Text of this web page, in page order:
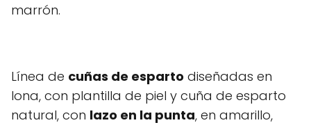
marrón.
Línea de cuñas de esparto diseñadas en
lona, con plantilla de piel y cuña de esparto
natural, con lazo en la punta, en amarillo,